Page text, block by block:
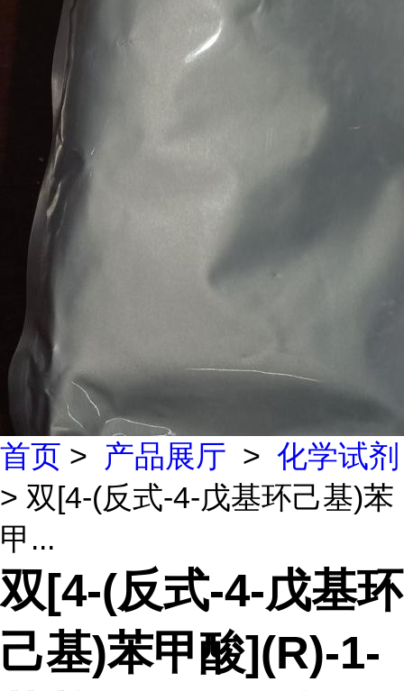
首页 > 产品展厅 > 化学试剂
> 双[4-(反式-4-戊基环己基)苯
甲...
双[4-(反式-4-戊基环
己基)苯甲酸](R)-1-